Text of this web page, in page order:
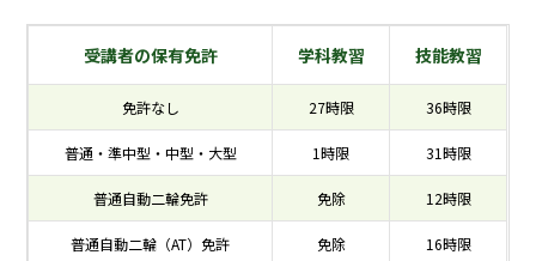
受講者の保有免許 学科教習 技能教習
免許なし 27時限 36時限
普通・準中型・中型・大型 1時限 31時限
普通自動二輪免許 免除 12時限
普通自動二輪（AT）免許 免除 16時限